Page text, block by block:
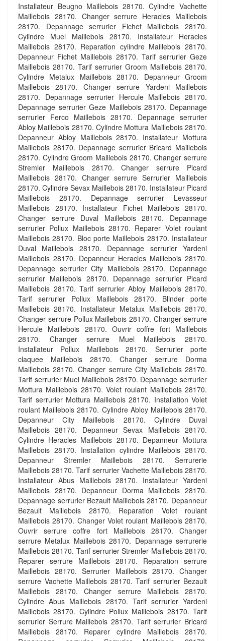
Installateur Beugno Maillebois 28170. Cylindre Vachette
Maillebois 28170. Changer serrure Heracles Maillebois
28170. Depannage serrurier Fichet Maillebois 28170.
Cylindre Muel Maillebois 28170. Installateur Heracles
Maillebois 28170. Reparation cylindre Maillebois 28170.
Depanneur Fichet Maillebois 28170. Tarif serrurier Geze
Maillebois 28170. Tarif serrurier Groom Maillebois 28170.
Cylindre Metalux Maillebois 28170. Depanneur Groom
Maillebois 28170. Changer serrure Yardeni Maillebois
28170. Depannage serrurier Hercule Maillebois 28170.
Depannage serrurier Geze Maillebois 28170. Depannage
serrurier Ferco Maillebois 28170. Depannage serrurier
Abloy Maillebois 28170. Cylindre Mottura Maillebois 28170.
Depanneur Abloy Maillebois 28170. Installateur Mottura
Maillebois 28170. Depannage serrurier Bricard Maillebois
28170. Cylindre Groom Maillebois 28170. Changer serrure
Stremler Maillebois 28170. Changer serrure Picard
Maillebois 28170. Changer serrure Serrurier Maillebois
28170. Cylindre Sevax Maillebois 28170. Installateur Picard
Maillebois 28170. Depannage serrurier Levasseur
Maillebois 28170. Installateur Fichet Maillebois 28170.
Changer serrure Duval Maillebois 28170. Depannage
serrurier Pollux Maillebois 28170. Reparer Volet roulant
Maillebois 28170. Bloc porte Maillebois 28170. Installateur
Duval Maillebois 28170. Depannage serrurier Yardeni
Maillebois 28170. Depanneur Heracles Maillebois 28170.
Depannage serrurier City Maillebois 28170. Depannage
serrurier Maillebois 28170. Depannage serrurier Picard
Maillebois 28170. Tarif serrurier Abloy Maillebois 28170.
Tarif serrurier Pollux Maillebois 28170. Blinder porte
Maillebois 28170. Installateur Metalux Maillebois 28170.
Changer serrure Pollux Maillebois 28170. Changer serrure
Hercule Maillebois 28170. Ouvrir coffre fort Maillebois
28170. Changer serrure Muel Maillebois 28170.
Installateur Pollux Maillebois 28170. Serrurier porte
claquee Maillebois 28170. Changer serrure Dorma
Maillebois 28170. Changer serrure City Maillebois 28170.
Tarif serrurier Muel Maillebois 28170. Depannage serrurier
Mottura Maillebois 28170. Volet roulant Maillebois 28170.
Tarif serrurier Mottura Maillebois 28170. Installation Volet
roulant Maillebois 28170. Cylindre Abloy Maillebois 28170.
Depanneur City Maillebois 28170. Cylindre Duval
Maillebois 28170. Depanneur Sevax Maillebois 28170.
Cylindre Heracles Maillebois 28170. Depanneur Mottura
Maillebois 28170. Installation cylindre Maillebois 28170.
Depanneur Stremler Maillebois 28170. Serrurerie
Maillebois 28170. Tarif serrurier Vachette Maillebois 28170.
Installateur Abus Maillebois 28170. Installateur Yardeni
Maillebois 28170. Depanneur Dorma Maillebois 28170.
Depannage serrurier Bezault Maillebois 28170. Depanneur
Bezault Maillebois 28170. Reparation Volet roulant
Maillebois 28170. Changer Volet roulant Maillebois 28170.
Ouvrir serrure coffre fort Maillebois 28170. Changer
serrure Metalux Maillebois 28170. Depannage serrurerie
Maillebois 28170. Tarif serrurier Stremler Maillebois 28170.
Reparer serrure Maillebois 28170. Reparation serrure
Maillebois 28170. Serrurier Maillebois 28170. Changer
serrure Vachette Maillebois 28170. Tarif serrurier Bezault
Maillebois 28170. Changer serrure Maillebois 28170.
Cylindre Abus Maillebois 28170. Tarif serrurier Yardeni
Maillebois 28170. Cylindre Pollux Maillebois 28170. Tarif
serrurier Serrure Maillebois 28170. Tarif serrurier Bricard
Maillebois 28170. Reparer cylindre Maillebois 28170.